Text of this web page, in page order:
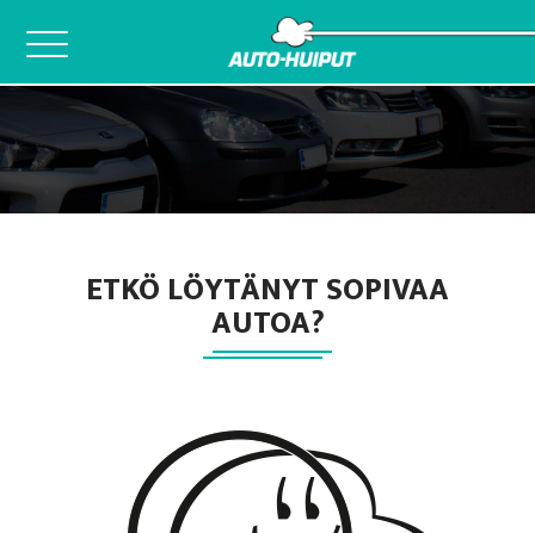
content
ETKÖ LÖYTÄNYT SOPIVAA
AUTOA?